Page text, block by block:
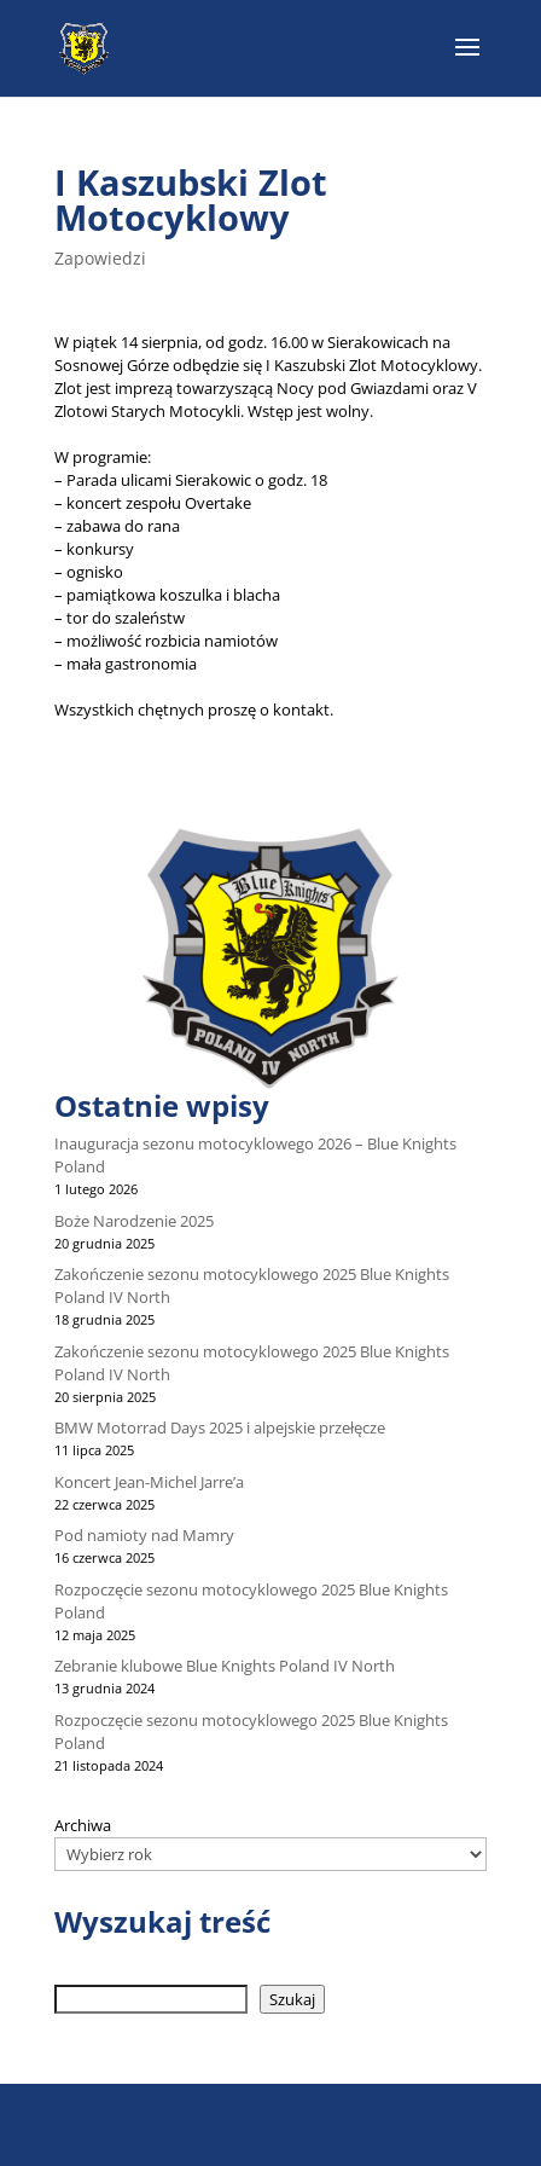
I Kaszubski Zlot
Motocyklowy
Zapowiedzi
W piątek 14 sierpnia, od godz. 16.00 w Sierakowicach na
Sosnowej Górze odbędzie się I Kaszubski Zlot Motocyklowy.
Zlot jest imprezą towarzyszącą Nocy pod Gwiazdami oraz V
Zlotowi Starych Motocykli. Wstęp jest wolny.
W programie:
– Parada ulicami Sierakowic o godz. 18
– koncert zespołu Overtake
– zabawa do rana
– konkursy
– ognisko
– pamiątkowa koszulka i blacha
– tor do szaleństw
– możliwość rozbicia namiotów
– mała gastronomia
Wszystkich chętnych proszę o kontakt.
Ostatnie wpisy
Inauguracja sezonu motocyklowego 2026 – Blue Knights
Poland
1 lutego 2026
Boże Narodzenie 2025
20 grudnia 2025
Zakończenie sezonu motocyklowego 2025 Blue Knights
Poland IV North
18 grudnia 2025
Zakończenie sezonu motocyklowego 2025 Blue Knights
Poland IV North
20 sierpnia 2025
BMW Motorrad Days 2025 i alpejskie przełęcze
11 lipca 2025
Koncert Jean-Michel Jarre’a
22 czerwca 2025
Pod namioty nad Mamry
16 czerwca 2025
Rozpoczęcie sezonu motocyklowego 2025 Blue Knights
Poland
12 maja 2025
Zebranie klubowe Blue Knights Poland IV North
13 grudnia 2024
Rozpoczęcie sezonu motocyklowego 2025 Blue Knights
Poland
21 listopada 2024
Archiwa
Wyszukaj treść
Szukaj Szukaj